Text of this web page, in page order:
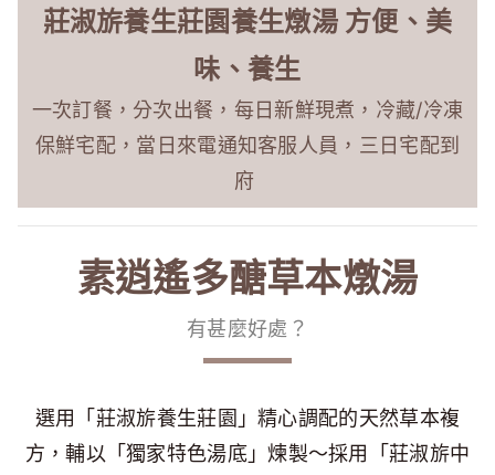
莊淑旂養生莊園養生燉湯 方便、美
味、養生
一次訂餐，分次出餐，每日新鮮現煮，冷藏/冷凍
保鮮宅配，當日來電通知客服人員，三日宅配到
府
素逍遙多醣草本燉湯
有甚麼好處？
選用「莊淑旂養生莊園」精心調配的天然草本複
方，輔以「獨家特色湯底」煉製～採用「莊淑旂中